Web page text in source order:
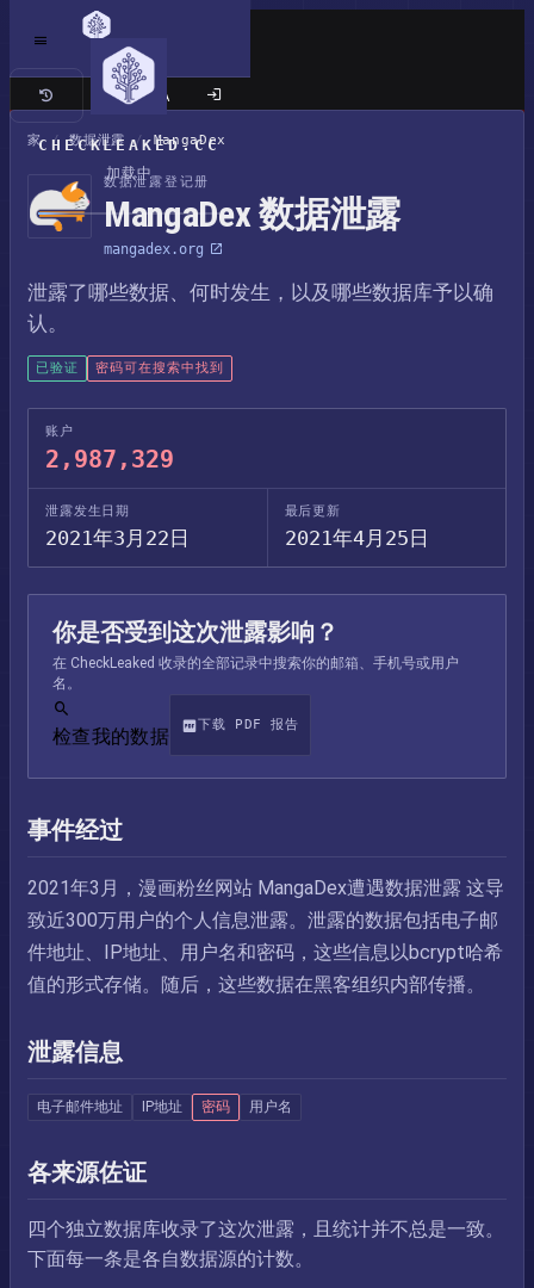
CHECKLEAKED.CC
加载中
经典站点
家 / 数据泄露 / MangaDex
数据泄露登记册
MangaDex 数据泄露
mangadex.org
泄露了哪些数据、何时发生，以及哪些数据库予以确
认。
已验证 密码可在搜索中找到
账户
2,987,329
泄露发生日期
2021年3月22日
最后更新
2021年4月25日
你是否受到这次泄露影响？
在 CheckLeaked 收录的全部记录中搜索你的邮箱、手机号或用户
名。
检查我的数据
下载 PDF 报告
事件经过
2021年3月，漫画粉丝网站 MangaDex遭遇数据泄露 这导
致近300万用户的个人信息泄露。泄露的数据包括电子邮
件地址、IP地址、用户名和密码，这些信息以bcrypt哈希
值的形式存储。随后，这些数据在黑客组织内部传播。
泄露信息
电子邮件地址 IP地址 密码 用户名
各来源佐证
四个独立数据库收录了这次泄露，且统计并不总是一致。
下面每一条是各自数据源的计数。